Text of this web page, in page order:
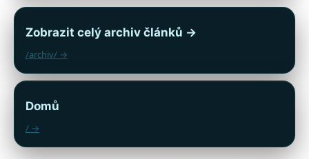
Zobrazit celý archiv článků →
/archiv/ →
Domů
/ →